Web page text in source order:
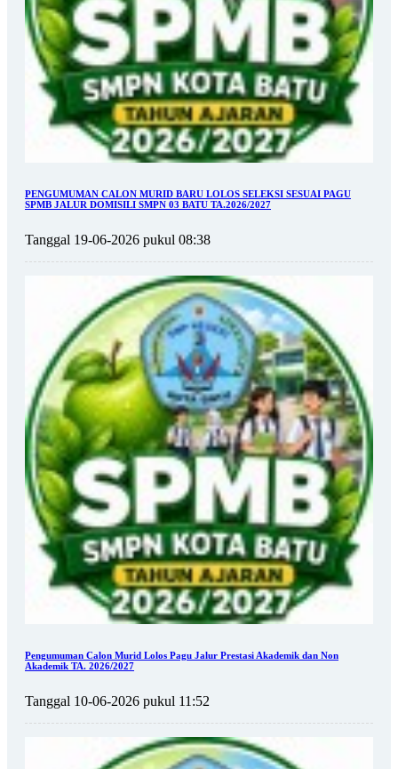
PENGUMUMAN CALON MURID BARU LOLOS SELEKSI SESUAI PAGU
SPMB JALUR DOMISILI SMPN 03 BATU TA.2026/2027
Tanggal 19-06-2026 pukul 08:38
Pengumuman Calon Murid Lolos Pagu Jalur Prestasi Akademik dan Non
Akademik TA. 2026/2027
Tanggal 10-06-2026 pukul 11:52